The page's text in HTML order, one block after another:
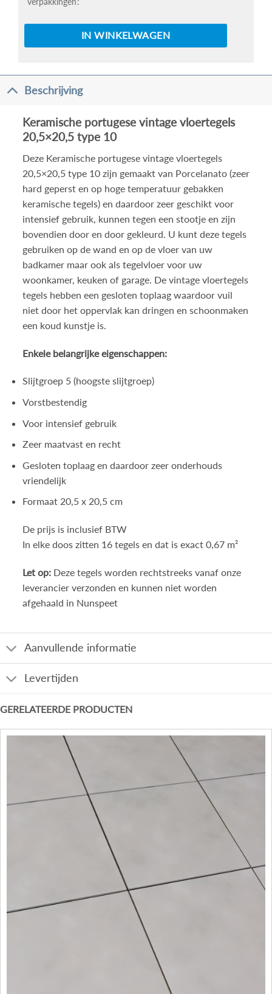
IN WINKELWAGEN
Beschrijving
Keramische portugese vintage vloertegels
20,5×20,5 type 10
Deze Keramische portugese vintage vloertegels
20,5×20,5 type 10 zijn gemaakt van Porcelanato (zeer
hard geperst en op hoge temperatuur gebakken
keramische tegels) en daardoor zeer geschikt voor
intensief gebruik, kunnen tegen een stootje en zijn
bovendien door en door gekleurd. U kunt deze tegels
gebruiken op de wand en op de vloer van uw
badkamer maar ook als tegelvloer voor uw
woonkamer, keuken of garage. De vintage vloertegels
tegels hebben een gesloten toplaag waardoor vuil
niet door het oppervlak kan dringen en schoonmaken
een koud kunstje is.
Enkele belangrijke eigenschappen:
Slijtgroep 5 (hoogste slijtgroep)
Vorstbestendig
Voor intensief gebruik
Zeer maatvast en recht
Gesloten toplaag en daardoor zeer onderhouds
vriendelijk
Formaat 20,5 x 20,5 cm
De prijs is inclusief BTW
In elke doos zitten 16 tegels en dat is exact 0,67 m²
Let op:Deze tegels worden rechtstreeks vanaf onze
leverancier verzonden en kunnen niet worden
afgehaald in Nunspeet
Aanvullende informatie
Levertijden
GERELATEERDE PRODUCTEN